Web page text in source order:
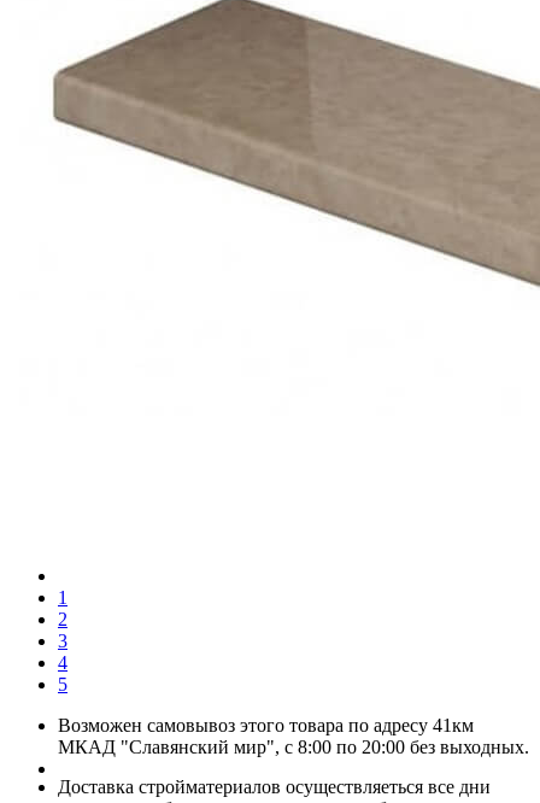
1
2
3
4
5
Возможен самовывоз этого товара по адресу 41км
МКАД "Славянский мир", с 8:00 по 20:00 без выходных.
Доставка стройматериалов осуществляеться все дни